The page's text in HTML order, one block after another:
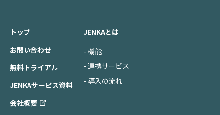
トップ
お問い合わせ
無料トライアル
JENKAサービス資料
会社概要
JENKAとは
- 機能
- 連携サービス
- 導入の流れ